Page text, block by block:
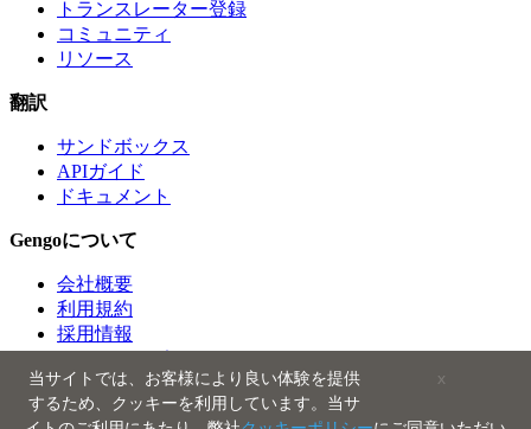
トランスレーター登録
コミュニティ
リソース
翻訳
サンドボックス
APIガイド
ドキュメント
Gengoについて
会社概要
利用規約
採用情報
サポート
プレス
x
当サイトでは、お客様により良い体験を提供
するため、クッキーを利用しています。当サ